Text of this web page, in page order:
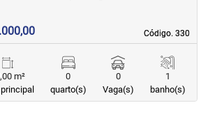
Código. 330
Código. 330
m²
0
quarto(s)
0
Vaga(s)
1
banho(s)